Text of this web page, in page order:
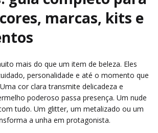
marcas, kits e
mais do que um item de beleza. Eles
personalidade e até o momento que
cor clara transmite delicadeza e
poderoso passa presença. Um nude
tudo. Um glitter, um metalizado ou um
a unha em protagonista.